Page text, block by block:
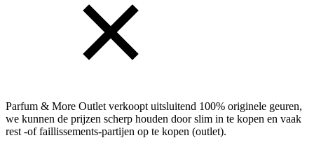
Parfum & More Outlet verkoopt uitsluitend 100% originele geuren,
we kunnen de prijzen scherp houden door slim in te kopen en vaak
rest -of faillissements-partijen op te kopen (outlet).